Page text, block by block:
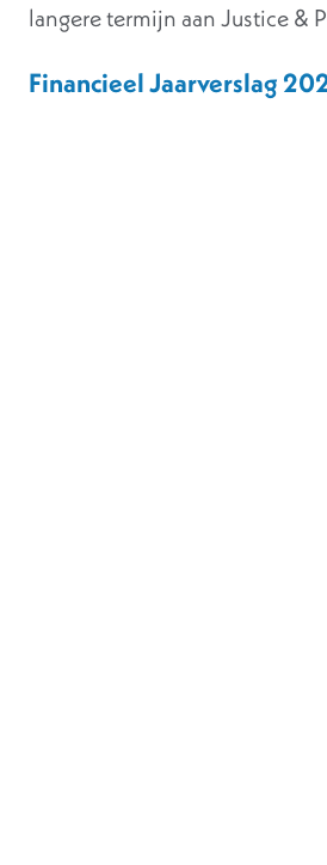
langere termijn aan Justice &
Financieel Jaarverslag